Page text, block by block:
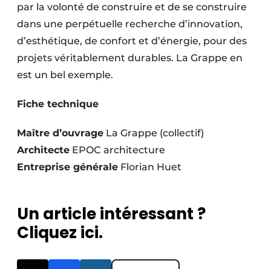
par la volonté de construire et de se construire
dans une perpétuelle recherche d’innovation,
d’esthétique, de confort et d’énergie, pour des
projets véritablement durables. La Grappe en
est un bel exemple.
Fiche technique
Maître d’ouvrage La Grappe (collectif)
Architecte EPOC architecture
Entreprise générale Florian Huet
Un article intéressant ?
Cliquez ici.